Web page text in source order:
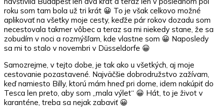
roku som tam bola už tri krát 😀 To je však celkovo možné
aplikovať na všetky moje cesty, keďže pár rokov dozadu som
necestovala takmer vôbec a teraz sa mi niekedy stane, že sa
zobudím v noci a rozmýšľam, kde vlastne som 😀 Naposledy
sa mi to stalo v novembri v Düsseldorfe 😀
Samozrejme, v tejto dobe, je tak ako u všetkých, aj moje
cestovanie pozastavené. Najväčšie dobrodružstvo zažívam,
keď namiesto Billy, ktorú mám hneď pri dome, idem nakúpiť do
Tesca len preto, aby som „mala výlet“ 😀 Hát, to je život v
karanténe, treba sa nejak zabaviť 😀